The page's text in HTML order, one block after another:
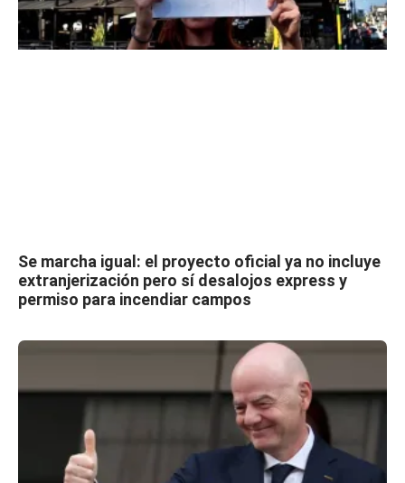
Se marcha igual: el proyecto oficial ya no incluye
extranjerización pero sí desalojos express y
permiso para incendiar campos